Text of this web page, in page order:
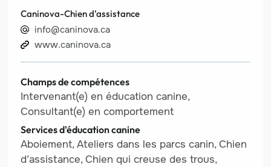
Caninova-Chien d'assistance
info@caninova.ca
www.caninova.ca
Champs de compétences
Intervenant(e) en éducation canine,
Consultant(e) en comportement
Services d'éducation canine
Aboiement, Ateliers dans les parcs canin, Chien
d’assistance, Chien qui creuse des trous,